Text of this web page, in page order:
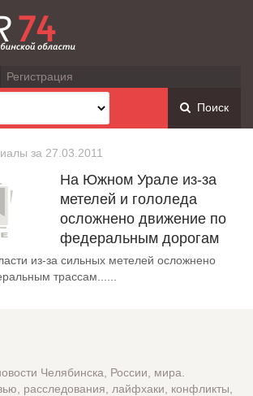
Регистрация
Поиск
за 27.03.2011
На Южном Урале из-за
метелей и гололеда
осложнено движение по
федеральным дорогам
из-за сильных метелей осложнено
трассам......
Челябинска, России, мира.
расследования, лайфхаки, конфликты,